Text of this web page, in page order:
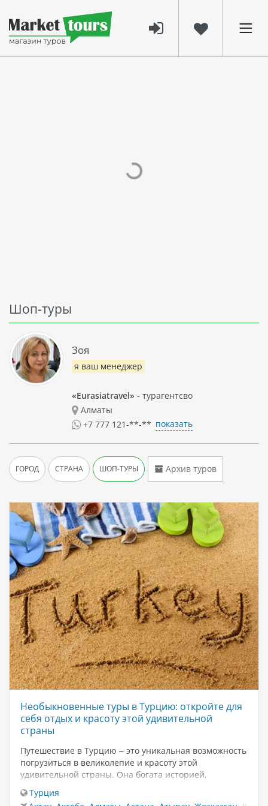
Шоп-туры
Необыкновенные туры в Турцию: откройте для
себя отдых и красоту этой удивительной
страны
Путешествие в Турцию – это уникальная возможность
погрузиться в великолепие и красоту этой
удивительной страны. Она богата историей,
пейзажами и гостеприимством своих жителей. Но
Турция
Зоя
я ваш менеджер
«Eurasiatravel» - турагентсво
Алматы
+7 777 121-**-** показать
ГОРОД СТРАНА ШОП-ТУРЫ Архив туров